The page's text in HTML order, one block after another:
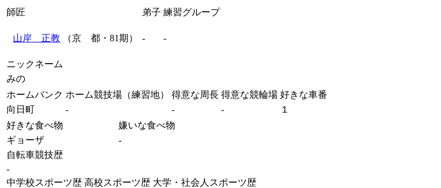
師匠 弟子 練習グループ
山岸 正教 （京 都・81期） - -
ニックネーム
みの
ホームバンク ホーム競技場（練習地） 得意な周長 得意な競輪場 好きな車番
向日町
- - -
１
好きな食べ物
嫌いな食べ物
ギョーザ
-
自転車競技歴
-
中学校スポーツ歴 高校スポーツ歴 大学・社会人スポーツ歴